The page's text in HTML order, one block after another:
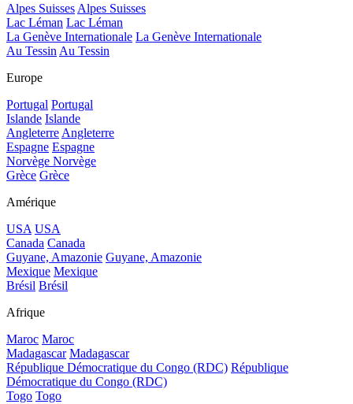
Alpes SuissesAlpes Suisses
Lac Léman Lac Léman
La Genève Internationale La Genève Internationale
Au TessinAu Tessin
Europe
Portugal Portugal
Islande Islande
AngleterreAngleterre
Espagne Espagne
Norvège Norvège
Grèce Grèce
Amérique
USA USA
Canada Canada
Guyane, Amazonie Guyane, Amazonie
Mexique Mexique
Brésil Brésil
Afrique
Maroc Maroc
Madagascar Madagascar
République Démocratique du Congo (RDC) République
Démocratique du Congo (RDC)
Togo Togo